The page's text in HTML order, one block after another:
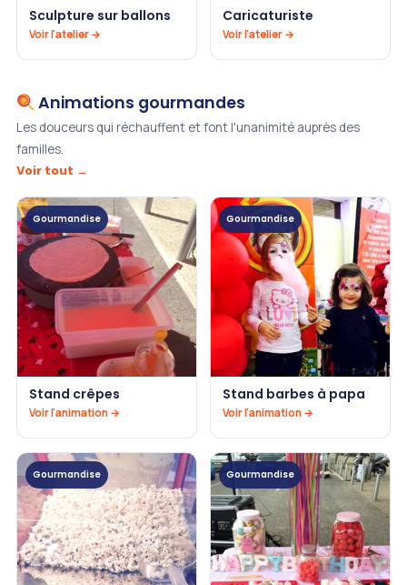
Sculpture sur ballons
Voir l'atelier →
Caricaturiste
Voir l'atelier →
Animations gourmandes
Les douceurs qui réchauffent et font l'unanimité auprès des
familles.
Voir tout →
Gourmandise
Stand crêpes
Voir l'animation →
Gourmandise
Stand barbes à papa
Voir l'animation →
Gourmandise Gourmandise